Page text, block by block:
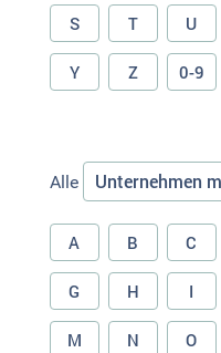
S T U
Y Z 0-9
Alle Unternehmen
A B C
G H I
M N O